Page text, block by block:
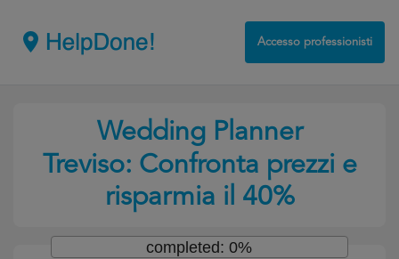
Accesso professionisti
Wedding Planner
Treviso: Confronta prezzi e
risparmia il 40%
completed: 0%